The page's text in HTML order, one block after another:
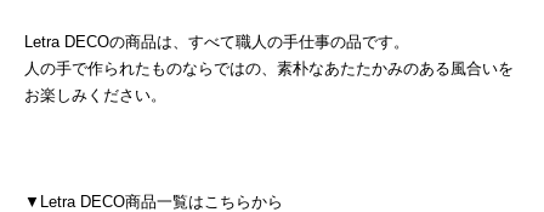
Letra DECOの商品は、すべて職人の手仕事の品です。
人の手で作られたものならではの、素朴なあたたかみのある風合いを
お楽しみください。
▼Letra DECO商品一覧はこちらから